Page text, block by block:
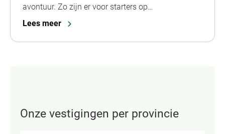
avontuur. Zo zijn er voor starters op…
Lees meer
Onze vestigingen per provincie